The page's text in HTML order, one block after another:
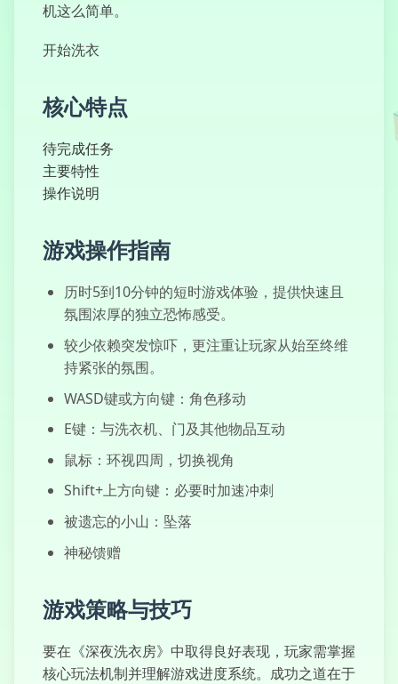
机这么简单。
开始洗衣
核心特点
待完成任务
主要特性
操作说明
游戏操作指南
历时5到10分钟的短时游戏体验，提供快速且
氛围浓厚的独立恐怖感受。
较少依赖突发惊吓，更注重让玩家从始至终维
持紧张的氛围。
WASD键或方向键：角色移动
E键：与洗衣机、门及其他物品互动
鼠标：环视四周，切换视角
Shift+上方向键：必要时加速冲刺
被遗忘的小山：坠落
神秘馈赠
游戏策略与技巧
要在《深夜洗衣房》中取得良好表现，玩家需掌握
核心玩法机制并理解游戏进度系统。成功之道在于